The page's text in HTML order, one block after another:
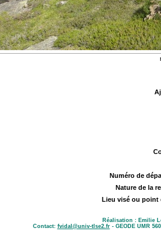
Numéro de
Nature de la
Lieu visé ou point
Réalisation : Emilie
Contact: fvidal@univ-tlse2.fr- GEODE UMR